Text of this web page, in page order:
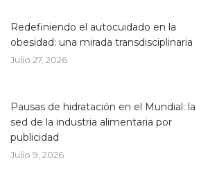
Redefiniendo el autocuidado en la
obesidad: una mirada transdisciplinaria
Julio 27, 2026
Pausas de hidratación en el Mundial: la
sed de la industria alimentaria por
publicidad
Julio 9, 2026